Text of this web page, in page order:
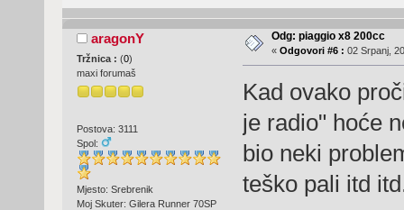
aragonY
Tržnica : (0)
maxi forumaš
Postova: 3111
Spol:
Mjesto: Srebrenik
Moj Skuter: Gilera Runner 70SP
Odg: piaggio x8 200cc
« Odgovori #6 : 02 Srpanj,
Kad ovako
je radio" hoće
bio neki
teško pali itd